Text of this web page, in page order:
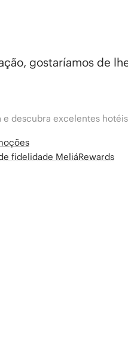
gostaríamos de
e descubra excelentes hotéis
fidelidade MeliáRewards